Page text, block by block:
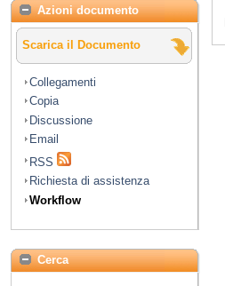
Azioni documento
Scarica il Documento
Collegamenti
Copia
Discussione
Email
RSS
Richiesta di assistenza
Workflow
Cerca